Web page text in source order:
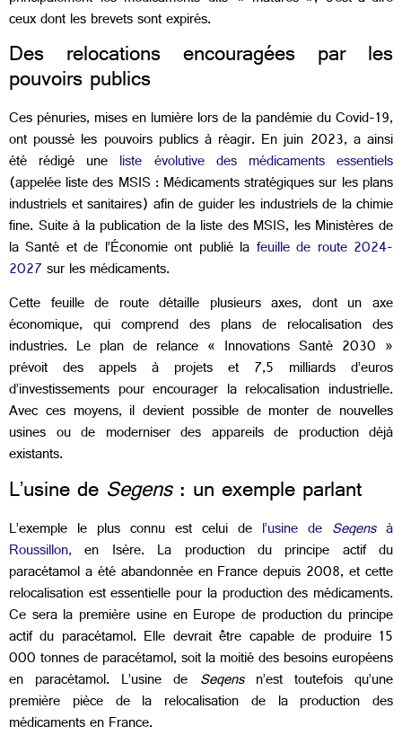
ceux dont les brevets sont expirés.
Des relocations encouragées par les
pouvoirs publics
Ces pénuries, mises en lumière lors de la pandémie du Covid-19,
ont poussé les pouvoirs publics à réagir. En juin 2023, a ainsi
été rédigé une liste évolutive des médicaments essentiels
(appelée liste des MSIS : Médicaments stratégiques sur les plans
industriels et sanitaires) afin de guider les industriels de la chimie
fine. Suite à la publication de la liste des MSIS, les Ministères de
la Santé et de l’Économie ont publié la feuille de route 2024-
2027sur les médicaments.
Cette feuille de route détaille plusieurs axes, dont un axe
économique, qui comprend des plans de relocalisation des
industries. Le plan de relance « Innovations Santé 2030 »
prévoit des appels à projets et 7,5 milliards d’euros
d’investissements pour encourager la relocalisation industrielle.
Avec ces moyens, il devient possible de monter de nouvelles
usines ou de moderniser des appareils de production déjà
existants.
L’usine de Segens: un exemple parlant
L’exemple le plus connu est celui de l’usine de Seqensà
Roussillon, en Isère. La production du principe actif du
paracétamol a été abandonnée en France depuis 2008, et cette
relocalisation est essentielle pour la production des médicaments.
Ce sera la première usine en Europe de production du principe
actif du paracétamol. Elle devrait être capable de produire 15
000 tonnes de paracétamol, soit la moitié des besoins européens
en paracétamol. L’usine de Seqensn’est toutefois qu’une
première pièce de la relocalisation de la production des
médicaments en France.